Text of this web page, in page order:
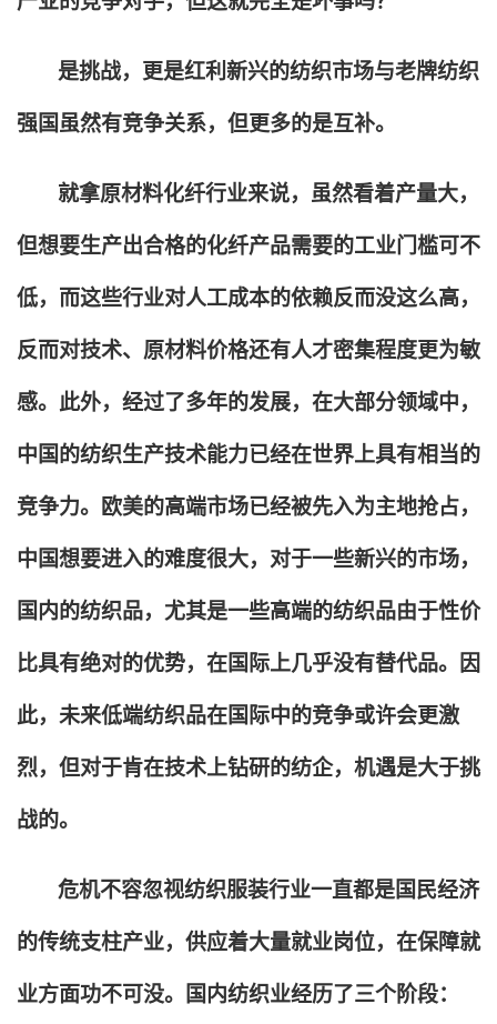
是挑战，更是红利新兴的纺织市场与老牌纺织
强国虽然有竞争关系，但更多的是互补。
就拿原材料化纤行业来说，虽然看着产量大，
但想要生产出合格的化纤产品需要的工业门槛可不
低，而这些行业对人工成本的依赖反而没这么高，
反而对技术、原材料价格还有人才密集程度更为敏
感。此外，经过了多年的发展，在大部分领域中，
中国的纺织生产技术能力已经在世界上具有相当的
竞争力。欧美的高端市场已经被先入为主地抢占，
中国想要进入的难度很大，对于一些新兴的市场，
国内的纺织品，尤其是一些高端的纺织品由于性价
比具有绝对的优势，在国际上几乎没有替代品。因
此，未来低端纺织品在国际中的竞争或许会更激
烈，但对于肯在技术上钻研的纺企，机遇是大于挑
战的。
危机不容忽视纺织服装行业一直都是国民经济
的传统支柱产业，供应着大量就业岗位，在保障就
业方面功不可没。国内纺织业经历了三个阶段：